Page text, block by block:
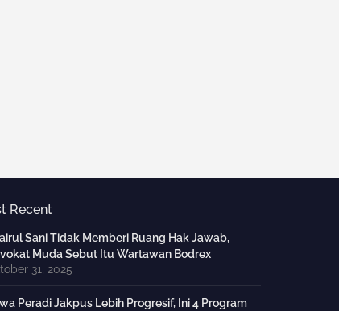
Recent
Sani Tidak Memberi Ruang Hak Jawab,
Muda Sebut Itu Wartawan Bodrex
31, 2025
Peradi Jakpus Lebih Progresif, Ini 4 Program